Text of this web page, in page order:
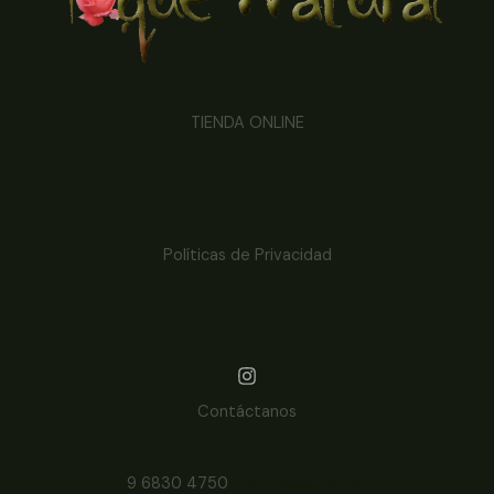
TIENDA ONLINE
Políticas de Privacidad
Contáctanos
9 6830 4750